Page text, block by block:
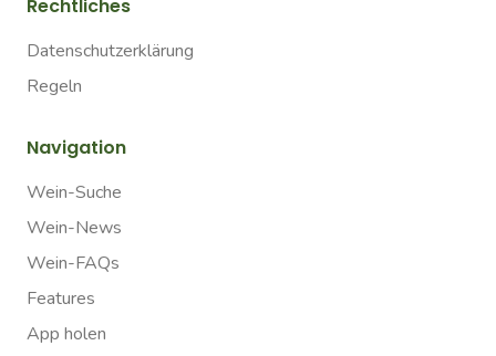
Rechtliches
Datenschutzerklärung
Regeln
Navigation
Wein-Suche
Wein-News
Wein-FAQs
Features
App holen